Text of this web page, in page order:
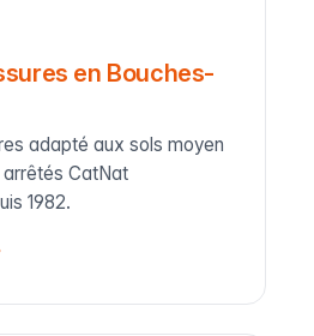
en Bouches-
adapté aux sols moyen
CatNat
1982.